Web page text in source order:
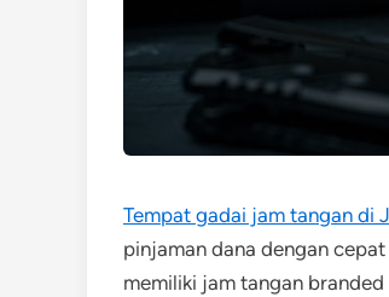
Tempat gadai jam tangan di
pinjaman dana dengan
memiliki jam tangan